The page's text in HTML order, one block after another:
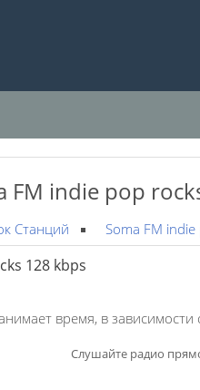
FM indie pop
Станций Soma FM
128 kbps
время, в
Слушайте радио